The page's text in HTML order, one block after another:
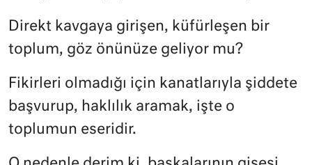
Direkt kavgaya girişen, küfürleşen bir
toplum, göz önünüze geliyor mu?
Fikirleri olmadığı için kanatlarıyla şiddete
başvurup, haklılık aramak, işte o
toplumun eseridir.